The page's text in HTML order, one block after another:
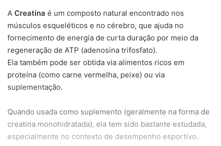
A Creatina é um composto natural encontrado nos
músculos esqueléticos e no cérebro, que ajuda no
fornecimento de energia de curta duração por meio da
regeneração de ATP (adenosina trifosfato).
Ela também pode ser obtida via alimentos ricos em
proteína (como carne vermelha, peixe) ou via
suplementação.
Quando usada como suplemento (geralmente na forma de
creatina monohidratada), ela tem sido bastante estudada,
especialmente no contexto de desempenho esportivo.